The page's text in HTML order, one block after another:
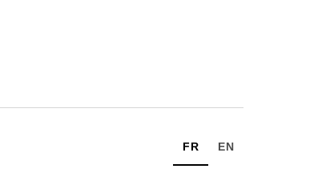
FR EN